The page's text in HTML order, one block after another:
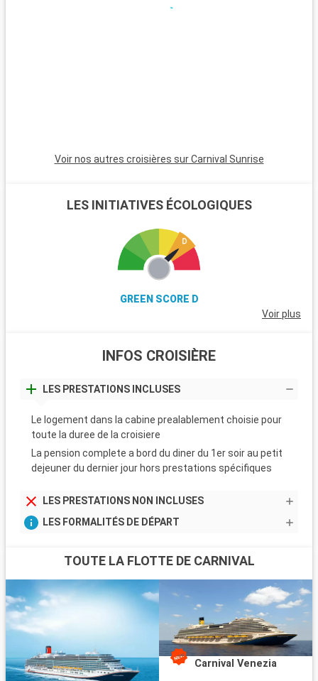
Voir nos autres croisières sur Carnival Sunrise
LES INITIATIVES ÉCOLOGIQUES
GREEN SCORE D
Voir plus
INFOS CROISIÈRE
LES PRESTATIONS INCLUSES
Le logement dans la cabine prealablement choisie pour
toute la duree de la croisiere
La pension complete a bord du diner du 1er soir au petit
dejeuner du dernier jour hors prestations spécifiques
LES PRESTATIONS NON INCLUSES
LES FORMALITÉS DE DÉPART
TOUTE LA FLOTTE DE CARNIVAL
Carnival Venezia